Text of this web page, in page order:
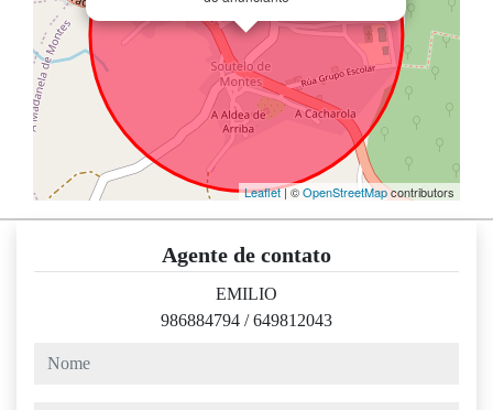
Leaflet| ©OpenStreetMapcontributors
Agente de contato
EMILIO
986884794 /649812043
nome